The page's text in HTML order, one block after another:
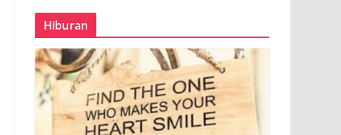
Hiburan